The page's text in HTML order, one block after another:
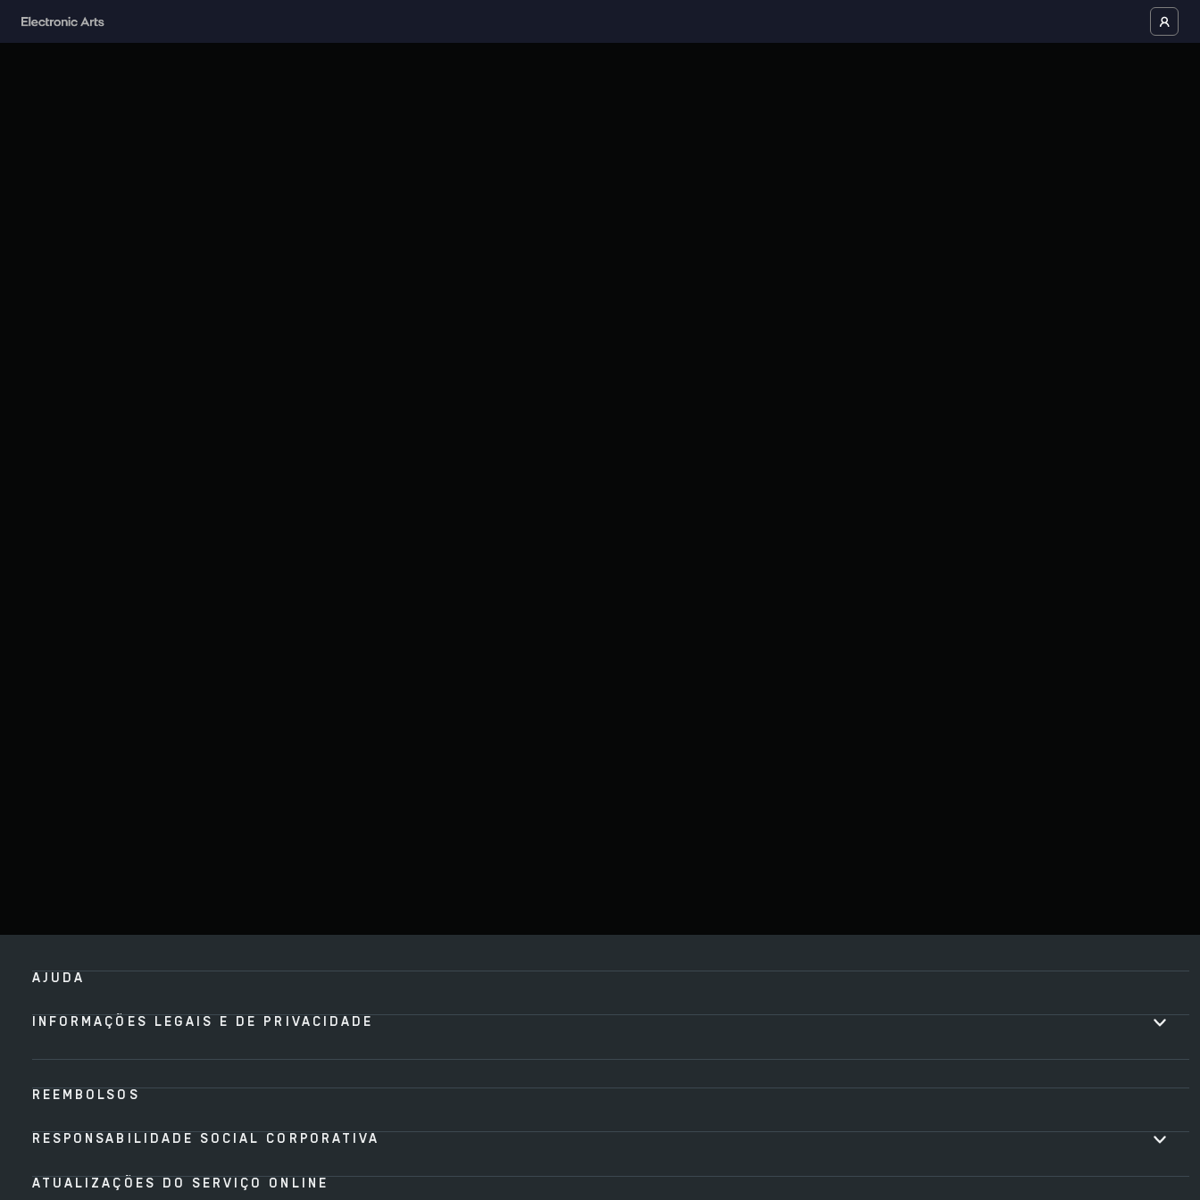
AJUDA
INFORMAÇÕES LEGAIS E DE PRIVACIDADE
REEMBOLSOS
RESPONSABILIDADE SOCIAL CORPORATIVA
ATUALIZAÇÕES DO SERVIÇO ONLINE